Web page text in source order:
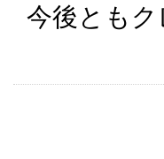
今後とも